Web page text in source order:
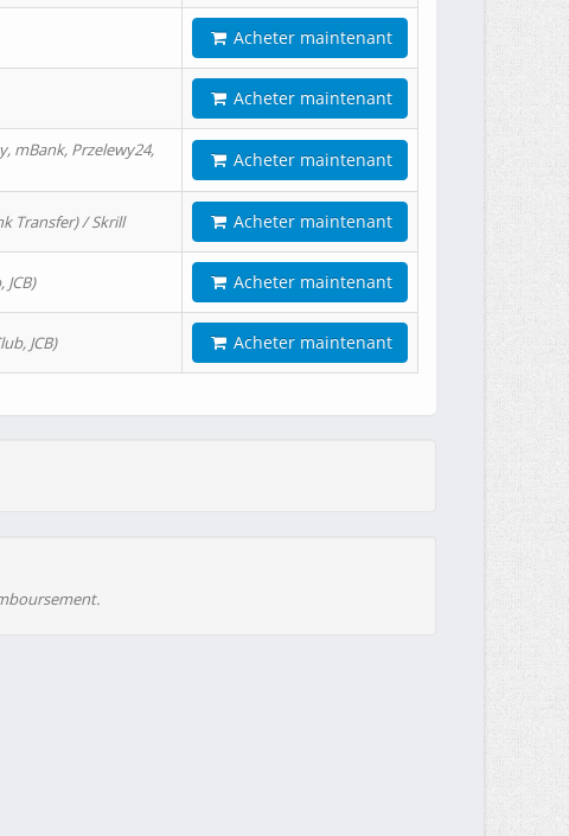
Acheter maintenant
Acheter maintenant
mBank, Przelewy24,
Acheter maintenant
Transfer) / Skrill Acheter maintenant
Acheter maintenant
JCB) Acheter maintenant